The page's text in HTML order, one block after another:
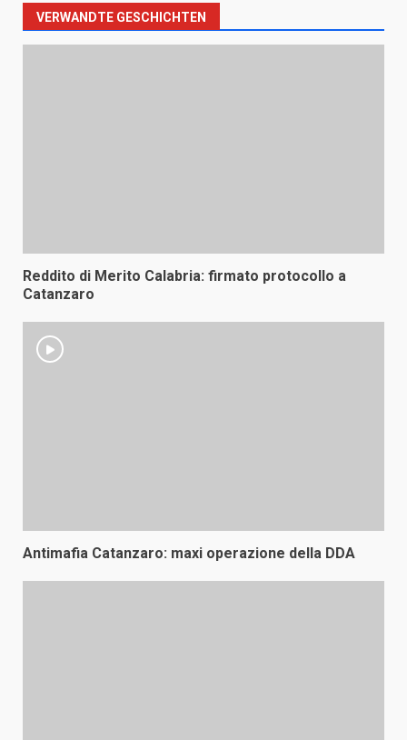
VERWANDTE GESCHICHTEN
Reddito di Merito Calabria: firmato protocollo a
Catanzaro
Antimafia Catanzaro: maxi operazione della DDA